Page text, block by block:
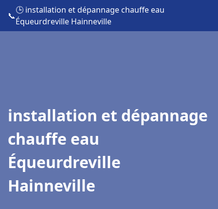
📞
🕒 installation et dépannage chauffe eau
Équeurdreville Hainneville
installation et dépannage
chauffe eau
Équeurdreville
Hainneville